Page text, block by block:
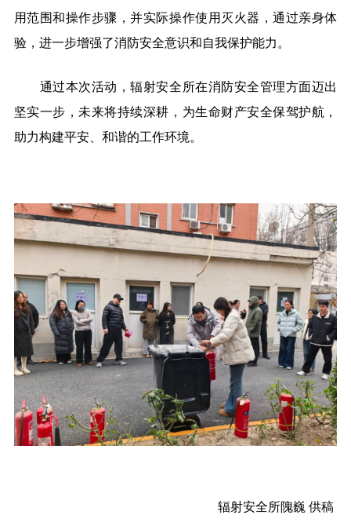
用范围和操作步骤，并实际操作使用灭火器，通过亲身体
验，进一步增强了消防安全意识和自我保护能力。
通过本次活动，辐射安全所在消防安全管理方面迈出
坚实一步，未来将持续深耕，为生命财产安全保驾护航，
助力构建平安、和谐的工作环境。
辐射安全所隗巍 供稿